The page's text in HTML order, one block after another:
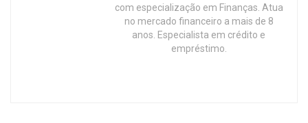
com especialização em Finanças. Atua
no mercado financeiro a mais de 8
anos. Especialista em crédito e
empréstimo.